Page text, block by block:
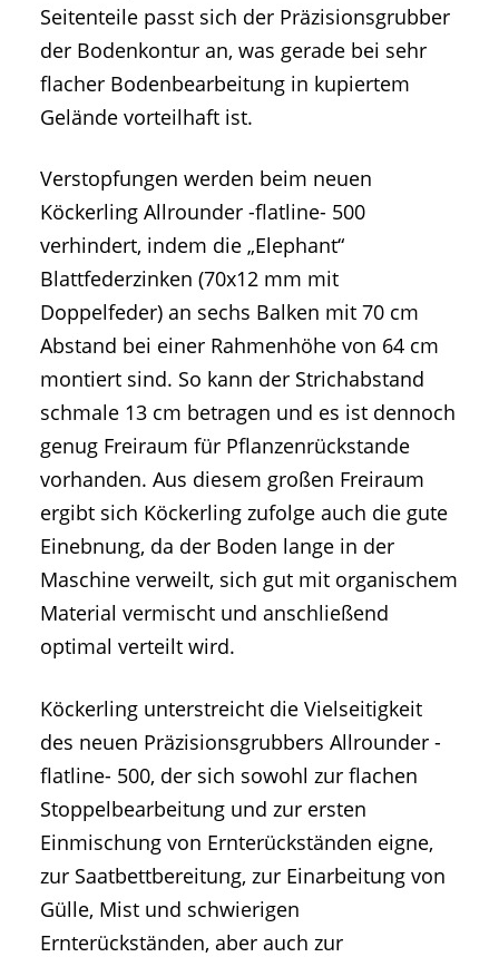
Seitenteile passt sich der Präzisionsgrubber
der Bodenkontur an, was gerade bei sehr
flacher Bodenbearbeitung in kupiertem
Gelände vorteilhaft ist.
Verstopfungen werden beim neuen
Köckerling Allrounder -flatline- 500
verhindert, indem die „Elephant“
Blattfederzinken (70x12 mm mit
Doppelfeder) an sechs Balken mit 70 cm
Abstand bei einer Rahmenhöhe von 64 cm
montiert sind. So kann der Strichabstand
schmale 13 cm betragen und es ist dennoch
genug Freiraum für Pflanzenrückstande
vorhanden. Aus diesem großen Freiraum
ergibt sich Köckerling zufolge auch die gute
Einebnung, da der Boden lange in der
Maschine verweilt, sich gut mit organischem
Material vermischt und anschließend
optimal verteilt wird.
Köckerling unterstreicht die Vielseitigkeit
des neuen Präzisionsgrubbers Allrounder -
flatline- 500, der sich sowohl zur flachen
Stoppelbearbeitung und zur ersten
Einmischung von Ernterückständen eigne,
zur Saatbettbereitung, zur Einarbeitung von
Gülle, Mist und schwierigen
Ernterückständen, aber auch zur